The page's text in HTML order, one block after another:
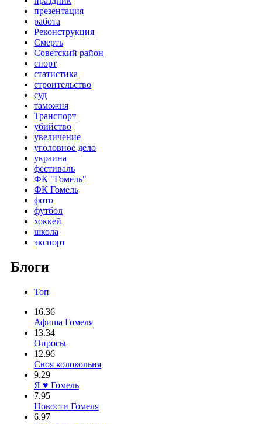
презентация
работа
Реконструкция
Смерть
Советский район
спорт
статистика
строительство
суд
таможня
Транспорт
убийство
увеличение
уголовное дело
украина
фестиваль
ФК "Гомель"
ФК Гомель
фото
футбол
хоккей
школа
экспорт
Блоги
Топ
16.36
Афиша Гомеля
13.34
Опросы
12.96
Своя колокольня
9.29
Я ♥ Гомель
7.95
Новости Гомеля
6.97